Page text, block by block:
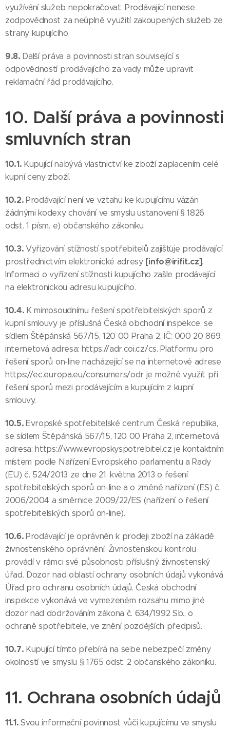
využívání služeb nepokračovat. Prodávající nenese
zodpovědnost za neúplně využití zakoupených služeb ze
strany kupujícího.
9.8. Další práva a povinnosti stran související s
odpovědností prodávajícího za vady může upravit
reklamační řád prodávajícího.
10. Další práva a povinnosti
smluvních stran
10.1. Kupující nabývá vlastnictví ke zboží zaplacením celé
kupní ceny zboží.
10.2.Prodávající není ve vztahu ke kupujícímu vázán
žádnými kodexy chování ve smyslu ustanovení § 1826
odst. 1 písm. e) občanského zákoníku.
10.3.Vyřizování stížností spotřebitelů zajišťuje prodávající
prostřednictvím elektronické adresy [info@irifit.cz].
Informaci o vyřízení stížnosti kupujícího zašle prodávající
na elektronickou adresu kupujícího.
10.4. K mimosoudnímu řešení spotřebitelských sporů z
kupní smlouvy je příslušná Česká obchodní inspekce, se
sídlem Štěpánská 567/15, 120 00 Praha 2, IČ: 000 20 869,
internetová adresa: https://adr.coi.cz/cs. Platformu pro
řešení sporů on-line nacházející se na internetové adrese
https://ec.europa.eu/consumers/odr je možné využít při
řešení sporů mezi prodávajícím a kupujícím z kupní
smlouvy.
10.5.Evropské spotřebitelské centrum Česká republika,
se sídlem Štěpánská 567/15, 120 00 Praha 2, internetová
adresa: https://www.evropskyspotrebitel.cz je kontaktním
místem podle Nařízení Evropského parlamentu a Rady
(EU) č. 524/2013 ze dne 21. května 2013 o řešení
spotřebitelských sporů on-line a o změně nařízení (ES) č.
2006/2004 a směrnice 2009/22/ES (nařízení o řešení
spotřebitelských sporů on-line).
10.6.Prodávající je oprávněn k prodeji zboží na základě
živnostenského oprávnění. Živnostenskou kontrolu
provádí v rámci své působnosti příslušný živnostenský
úřad. Dozor nad oblastí ochrany osobních údajů vykonává
Úřad pro ochranu osobních údajů. Česká obchodní
inspekce vykonává ve vymezeném rozsahu mimo jiné
dozor nad dodržováním zákona č. 634/1992 Sb., o
ochraně spotřebitele, ve znění pozdějších předpisů.
10.7. Kupující tímto přebírá na sebe nebezpečí změny
okolností ve smyslu § 1765 odst. 2 občanského zákoníku.
11. Ochrana osobních údajů
11.1.Svou informační povinnost vůči kupujícímu ve smyslu